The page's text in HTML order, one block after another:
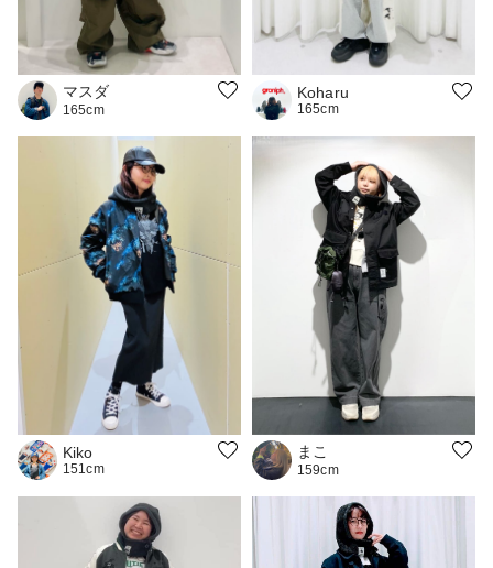
マスダ
165cm
Koharu
165cm
Kiko
151cm
まこ
159cm